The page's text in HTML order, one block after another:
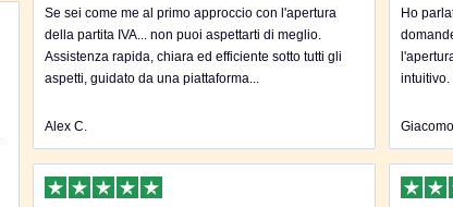
Se sei come me al primo approccio con l'apertura
della partita IVA... non puoi aspettarti di meglio.
Assistenza rapida, chiara ed efficiente sotto tutti gli
aspetti, guidato da una piattaforma...
Alex C.
Ho
intuitivo.
Giacomo